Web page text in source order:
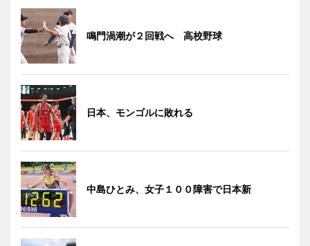
鳴門渦潮が２回戦へ 高校野球
日本、モンゴルに敗れる
中島ひとみ、女子１００障害で日本新